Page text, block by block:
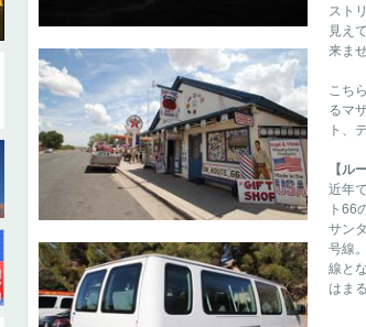
スト
見え
来ませ
こち
るマ
ト、
【ル
近年
ト66
サン
号線
線と
はま